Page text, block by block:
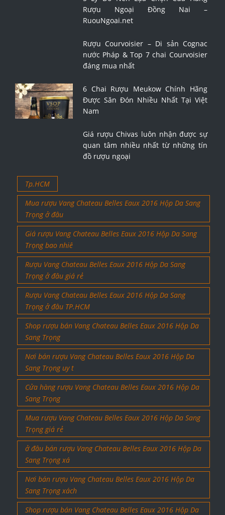
Rượu Ngoại Đồng Nai –
RuouNgoai.net
Rượu Courvoisier – Di sản Cognac
nước Pháp & Top 7 chai Courvoisier
đáng mua nhất
6 Chai Rượu Meukow Chính Hãng
Được Săn Đón Nhiều Nhất Tại Việt
Nam
Giá rượu Chivas luôn nhận được sự
quan tâm nhiều nhất từ những tín
đồ rượu ngoại
Tp.HCM
Mua rượu Vang Chateau Belles Eaux 2016 Hộp Da Sang
Trọng ở đâu
Giá rượu Vang Chateau Belles Eaux 2016 Hộp Da Sang
Trọng bao nhiê
Rượu Vang Chateau Belles Eaux 2016 Hộp Da Sang
Trọng ở đâu giá rẻ
Rượu Vang Chateau Belles Eaux 2016 Hộp Da Sang
Trọng ở đâu TP.HCM
Shop rượu bán Vang Chateau Belles Eaux 2016 Hộp Da
Sang Trọng
Nơi bán rượu Vang Chateau Belles Eaux 2016 Hộp Da
Sang Trọng uy t
Cửa hàng rượu Vang Chateau Belles Eaux 2016 Hộp Da
Sang Trọng
Mua rượu Vang Chateau Belles Eaux 2016 Hộp Da Sang
Trọng giá rẻ
ở đâu bán rượu Vang Chateau Belles Eaux 2016 Hộp Da
Sang Trọng xá
Nơi bán rượu Vang Chateau Belles Eaux 2016 Hộp Da
Sang Trọng xách
Shop rượu bán Vang Chateau Belles Eaux 2016 Hộp Da